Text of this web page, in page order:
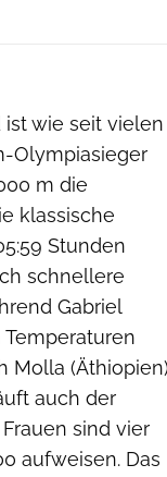
wie seit vielen
Olympiasieger
m die
klassische
Stunden
schnellere
Gabriel
Molla
auch der
sind vier
aufweisen. Das